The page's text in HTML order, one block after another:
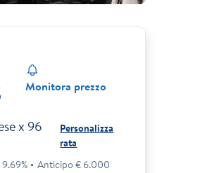
Monitora prezzo
x 96
Personalizza
rata
9.69% Anticipo € 6.000